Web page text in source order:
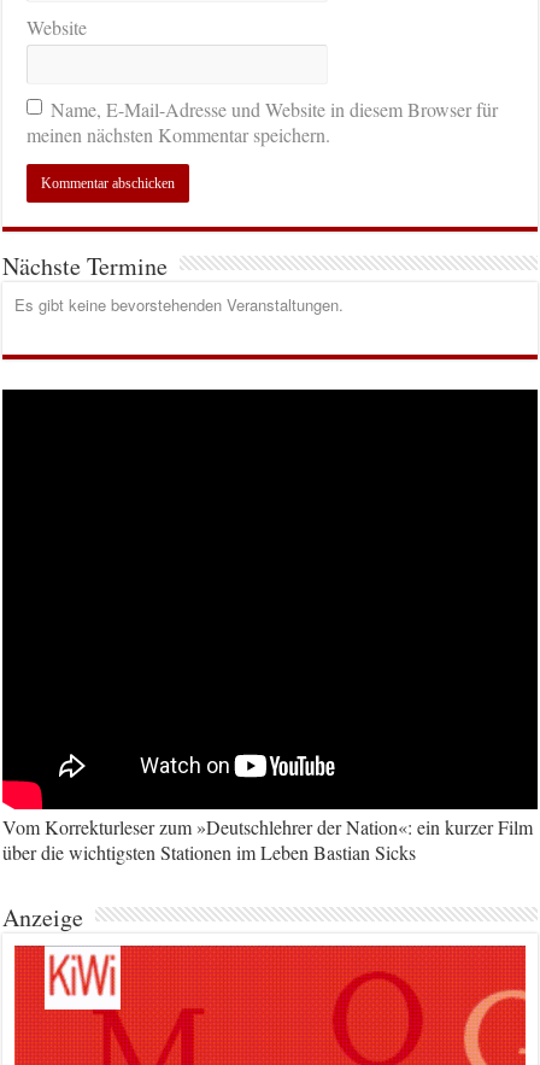
Website
Name, E-Mail-Adresse und Website in diesem Browser für
meinen nächsten Kommentar speichern.
Nächste Termine
Es gibt keine bevorstehenden Veranstaltungen.
Vom Korrekturleser zum »Deutschlehrer der Nation«: ein kurzer Film
über die wichtigsten Stationen im Leben Bastian Sicks
Anzeige